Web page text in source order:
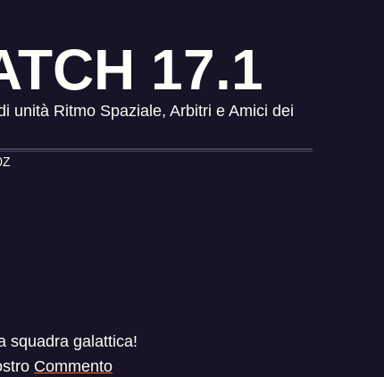
17.1
unità Ritmo Spaziale, Arbitri e Amici dei
squadra galattica!
Commento